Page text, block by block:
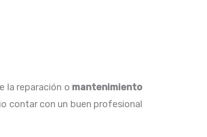
la reparación o mantenimiento
contar con un buen profesional